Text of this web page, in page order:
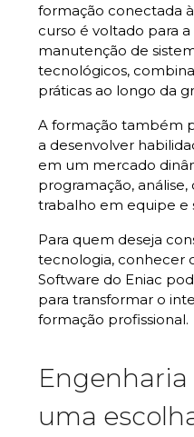
formação conectada
curso é voltado para
manutenção de
tecnológicos,
práticas ao longo da
A formação também
a desenvolver
em um mercado
programação,
trabalho em equipe e
Para quem deseja
tecnologia, conhecer
Software do Eniac
para transformar o
formação profissional.
Engenharia
uma